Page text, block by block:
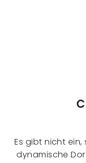
Es gibt nicht ein,
dynamische